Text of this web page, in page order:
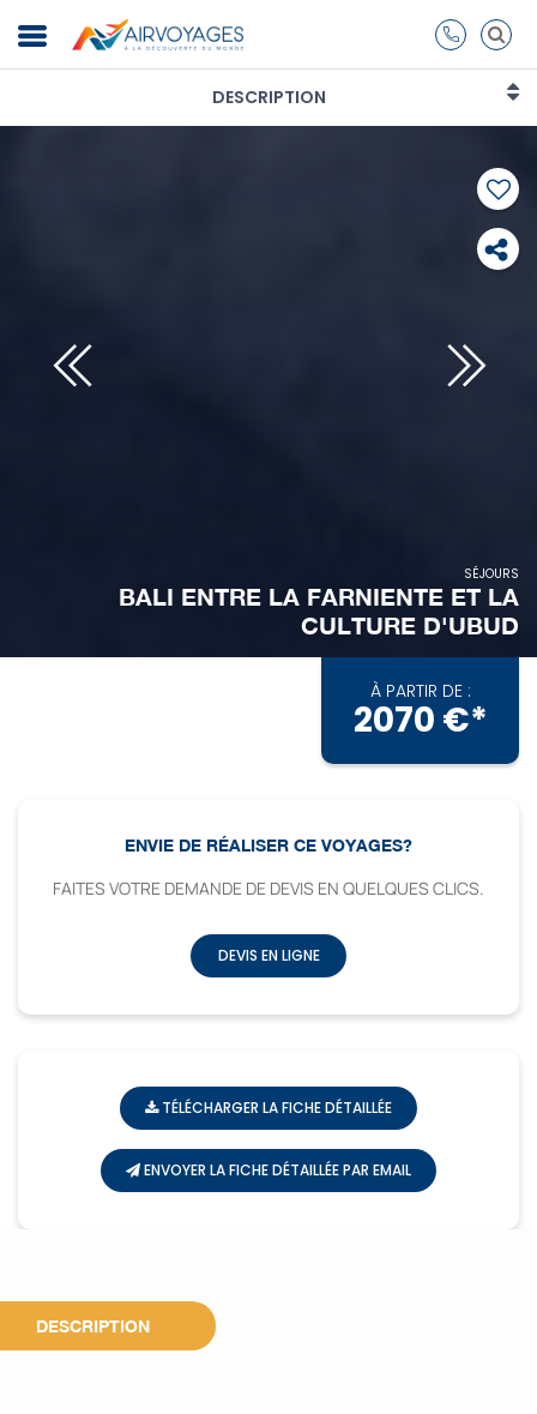
DESCRIPTION
SÉJOURS
BALI ENTRE LA FARNIENTE ET LA
CULTURE D'UBUD
À PARTIR DE :
2070 €*
ENVIE DE RÉALISER CE VOYAGES?
FAITES VOTRE DEMANDE DE DEVIS EN QUELQUES CLICS.
DEVIS EN LIGNE
TÉLÉCHARGER LA FICHE DÉTAILLÉE
ENVOYER LA FICHE DÉTAILLÉE PAR EMAIL
DESCRIPTION